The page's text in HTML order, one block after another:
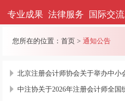
专业成果 法律服务 国际交流
您所在的位置： 首页 > 通知公告